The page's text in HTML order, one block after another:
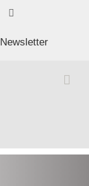
Newsletter